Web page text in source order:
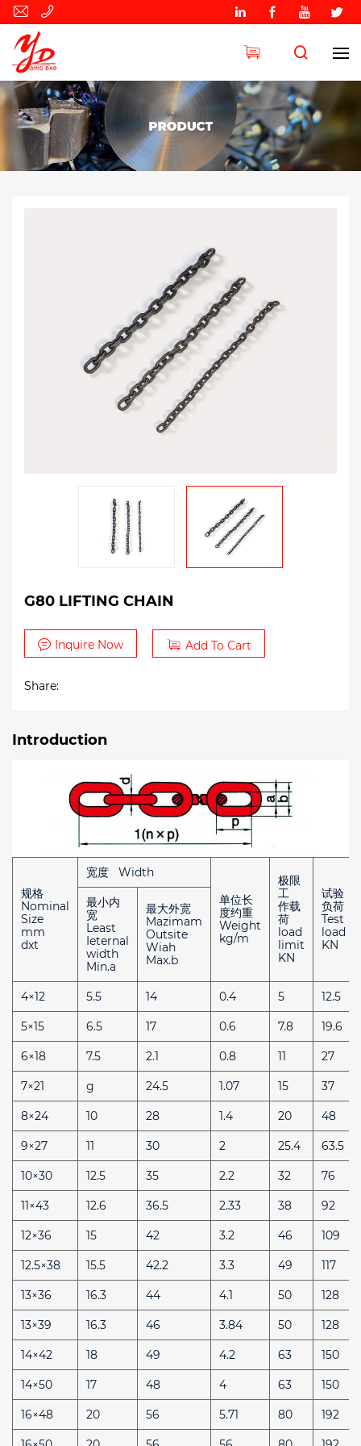
G80 LIFTING CHAIN
Inquire Now Add To Cart
Share:
Introduction
规格
Nominal
Size
mm
dxt
宽度 Width
单位长
度约重
Weight
kg/m
极限
工
作载
荷
load
limit
KN
试验
负荷
Test
load
KN
最小内
宽
Least
Ieternal
width
Min.a
最大外宽
Mazimam
Outsite
Wiah
Max.b
4×12 5.5 14 0.4 5
12.5
5×15
6.5 17 0.6 7.8
19.6
6×18
7.5 2.1 0.8 11
27
7×21
g 24.5 1.07 15
37
8×24
10 28 1.4 20
48
9×27
11 30 2 25.4
63.5
10×30
12.5 35 2.2 32
76
11×43
12.6 36.5 2.33 38
92
12×36
15 42 3.2 46
109
12.5×38
15.5 42.2 3.3 49
117
13×36
16.3 44 4.1 50
128
13×39
16.3 46 3.84 50
128
14×42
18 49 4.2 63
150
14×50
17 48 4 63
150
16×48
20 56 5.71 80
192